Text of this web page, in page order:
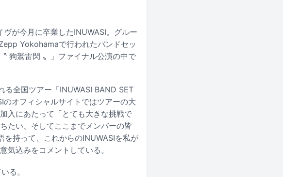
が今月に卒業したINUWASI。グルー
Yokohamaで行われたバンドセッ
狗鷲雷閃 〟」ファイナル公演の中で
る全国ツアー「INUWASI BAND SET
オフィシャルサイトではツアーの大
入にあたって「とても大きな挑戦で
たい、そしてここまでメンバーの皆
持って、これからのINUWASIを私が
気込みをコメントしている。
る。